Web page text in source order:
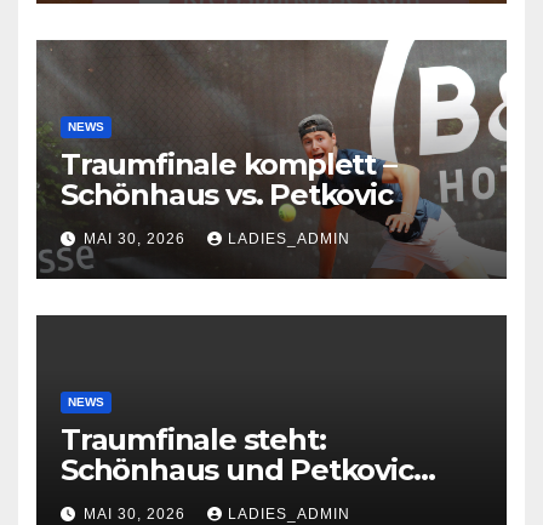
NEWS
Traumfinale komplett –
Schönhaus vs. Petkovic
MAI 30, 2026 LADIES_ADMIN
NEWS
Traumfinale steht:
Schönhaus und Petkovic
glänzen in Troisdorf
MAI 30, 2026 LADIES_ADMIN